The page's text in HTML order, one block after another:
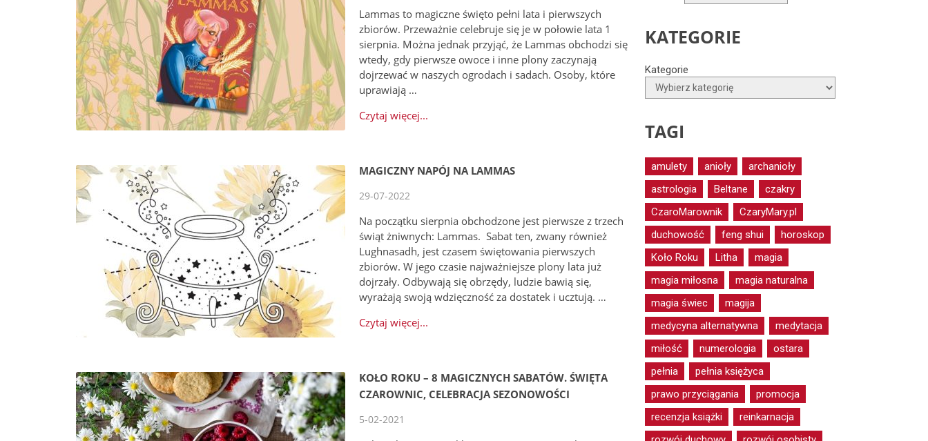
Lammas to magiczne święto pełni lata i pierwszych
zbiorów. Przeważnie celebruje się je w połowie lata 1
sierpnia. Można jednak przyjąć, że Lammas obchodzi się
wtedy, gdy pierwsze owoce i inne plony zaczynają
dojrzewać w naszych ogrodach i sadach. Osoby, które
uprawiają …
Czytaj więcej...
MAGICZNY NAPÓJ NA LAMMAS
29-07-2022
Na początku sierpnia obchodzone jest pierwsze z trzech
świąt żniwnych: Lammas. Sabat ten, zwany również
Lughnasadh, jest czasem świętowania pierwszych
zbiorów. W jego czasie najważniejsze plony lata już
dojrzały. Odbywają się obrzędy, ludzie bawią się,
wyrażają swoją wdzięczność za dostatek i ucztują. …
Czytaj więcej...
KOŁO ROKU – 8 MAGICZNYCH SABATÓW. ŚWIĘTA
CZAROWNIC, CELEBRACJA SEZONOWOŚCI
5-02-2021
KATEGORIE
Kategorie
TAGI
amulety anioły
archanioły
astrologia
Beltane
czakry
CzaroMarownik
CzaryMary.pl
duchowość
feng shui
horoskop
Koło Roku
Litha
magia
magia miłosna
magia naturalna
magia świec
magija
medycyna alternatywna
medytacja
miłość
numerologia
ostara
pełnia
pełnia księżyca
prawo przyciągania
promocja
recenzja książki
reinkarnacja